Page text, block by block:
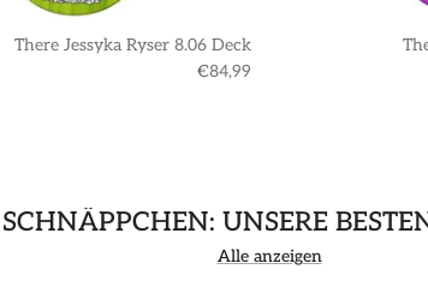
There Jessyka Ryser 8.06 Deck
€84,99
UNSERE
Alle anzeigen